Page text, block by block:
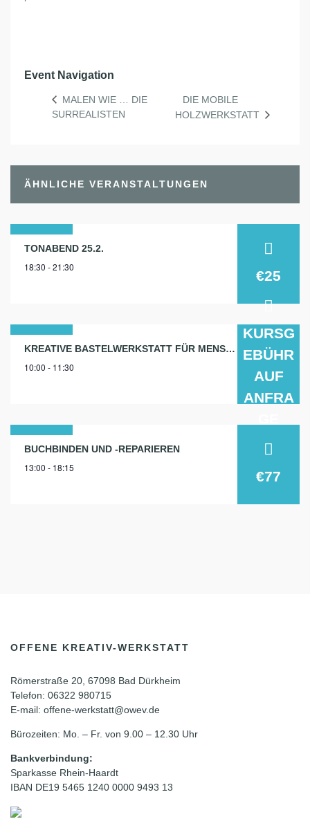
Event Navigation
MALEN WIE … DIE
SURREALISTEN
DIE MOBILE
HOLZWERKSTATT
ÄHNLICHE VERANSTALTUNGEN
25
feb.
TONABEND 25.2.
18:30 - 21:30
€25
29
okt.
KREATIVE BASTELWERKSTATT FÜR MENSCHEN MIT GEISTIGER BEHINDERUNG
10:00 - 11:30
KURSG
EBÜHR
AUF
ANFRA
09
mai
BUCHBINDEN UND -REPARIEREN
13:00 - 18:15
€77
OFFENE KREATIV-WERKSTATT
Römerstraße 20, 67098 Bad Dürkheim
Telefon: 06322 980715
E-mail: offene-werkstatt@owev.de
Bürozeiten: Mo. – Fr. von 9.00 – 12.30 Uhr
Bankverbindung:
Sparkasse Rhein-Haardt
IBAN DE19 5465 1240 0000 9493 13